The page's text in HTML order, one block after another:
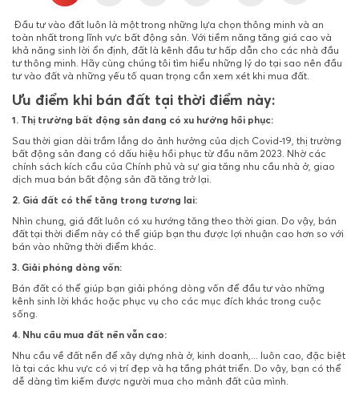
Đầu tư vào đất luôn là một trong những lựa chọn thông minh và an
toàn nhất trong lĩnh vực bất động sản. Với tiềm năng tăng giá cao và
khả năng sinh lời ổn định, đất là kênh đầu tư hấp dẫn cho các nhà đầu
tư thông minh. Hãy cùng chúng tôi tìm hiểu những lý do tại sao nên đầu
tư vào đất và những yếu tố quan trọng cần xem xét khi mua đất.
Ưu điểm khi bán đất tại thời điểm này:
1. Thị trường bất động sản đang có xu hướng hồi phục:
Sau thời gian dài trầm lắng do ảnh hưởng của dịch Covid-19, thị trường
bất động sản đang có dấu hiệu hồi phục từ đầu năm 2023. Nhờ các
chính sách kích cầu của Chính phủ và sự gia tăng nhu cầu nhà ở, giao
dịch mua bán bất động sản đã tăng trở lại.
2. Giá đất có thể tăng trong tương lai:
Nhìn chung, giá đất luôn có xu hướng tăng theo thời gian. Do vậy, bán
đất tại thời điểm này có thể giúp bạn thu được lợi nhuận cao hơn so với
bán vào những thời điểm khác.
3. Giải phóng dòng vốn:
Bán đất có thể giúp bạn giải phóng dòng vốn để đầu tư vào những
kênh sinh lời khác hoặc phục vụ cho các mục đích khác trong cuộc
sống.
4. Nhu cầu mua đất nền vẫn cao:
Nhu cầu về đất nền để xây dựng nhà ở, kinh doanh,... luôn cao, đặc biệt
là tại các khu vực có vị trí đẹp và hạ tầng phát triển. Do vậy, bạn có thể
dễ dàng tìm kiếm được người mua cho mảnh đất của mình.